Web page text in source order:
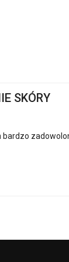
SKÓRY